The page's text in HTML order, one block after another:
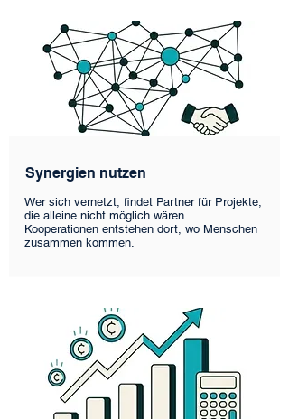
Synergien nutzen
Wer sich vernetzt, findet Partner für Projekte,
die alleine nicht möglich wären.
Kooperationen entstehen dort, wo Menschen
zusammen kommen.